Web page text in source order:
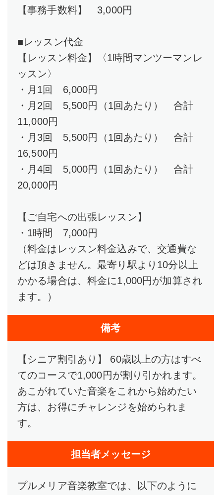
【事務手数料】 3,000円
■レッスン代金
【レッスン料金】〈1時間マンツーマンレ
ッスン〉
・月1回 6,000円
・月2回 5,500円（1回あたり） 合計
11,000円
・月3回 5,500円（1回あたり） 合計
16,500円
・月4回 5,000円（1回あたり） 合計
20,000円
【ご自宅への出張レッスン】
・1時間 7,000円
（料金はレッスン料金込みで、交通費な
どは頂きません。最寄り駅より10分以上
かかる場合は、料金に1,000円が加算され
ます。）
備考
【シニア割引あり】 60歳以上の方はすべ
てのコースで1,000円が割り引かれます。
あこがれていた音楽をこれから始めたい
方は、お得にチャレンジを始められま
す。
担当者メッセージ
プルメリア音楽教室では、以下のように